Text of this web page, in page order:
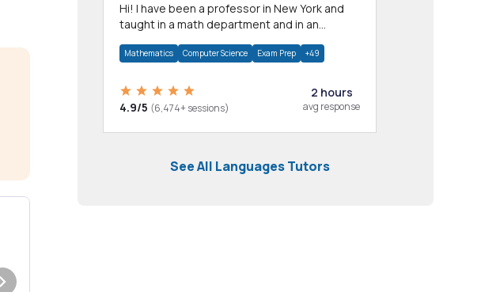
Hi! I have been a professor in New York and
taught in a math department and in an
Mathematics Computer Science Exam Prep +49
4.9/5 (6,474+ sessions)
2 hours
avg response
See All Languages Tutors